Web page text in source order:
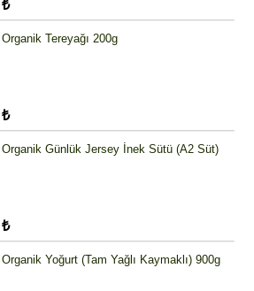
Tereyağı 200g
Organik Günlük Jersey İnek Sütü (A2 Süt)
Yoğurt (Tam Yağlı Kaymaklı) 900g